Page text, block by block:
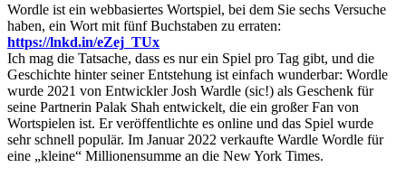
Wordle ist ein webbasiertes Wortspiel, bei dem Sie sechs Versuche
haben, ein Wort mit fünf Buchstaben zu erraten:
https://lnkd.in/eZej_TUx
Ich mag die Tatsache, dass es nur ein Spiel pro Tag gibt, und die
Geschichte hinter seiner Entstehung ist einfach wunderbar: Wordle
wurde 2021 von Entwickler Josh Wardle (sic!) als Geschenk für
seine Partnerin Palak Shah entwickelt, die ein großer Fan von
Wortspielen ist. Er veröffentlichte es online und das Spiel wurde
sehr schnell populär. Im Januar 2022 verkaufte Wardle Wordle für
eine „kleine“ Millionensumme an die New York Times.